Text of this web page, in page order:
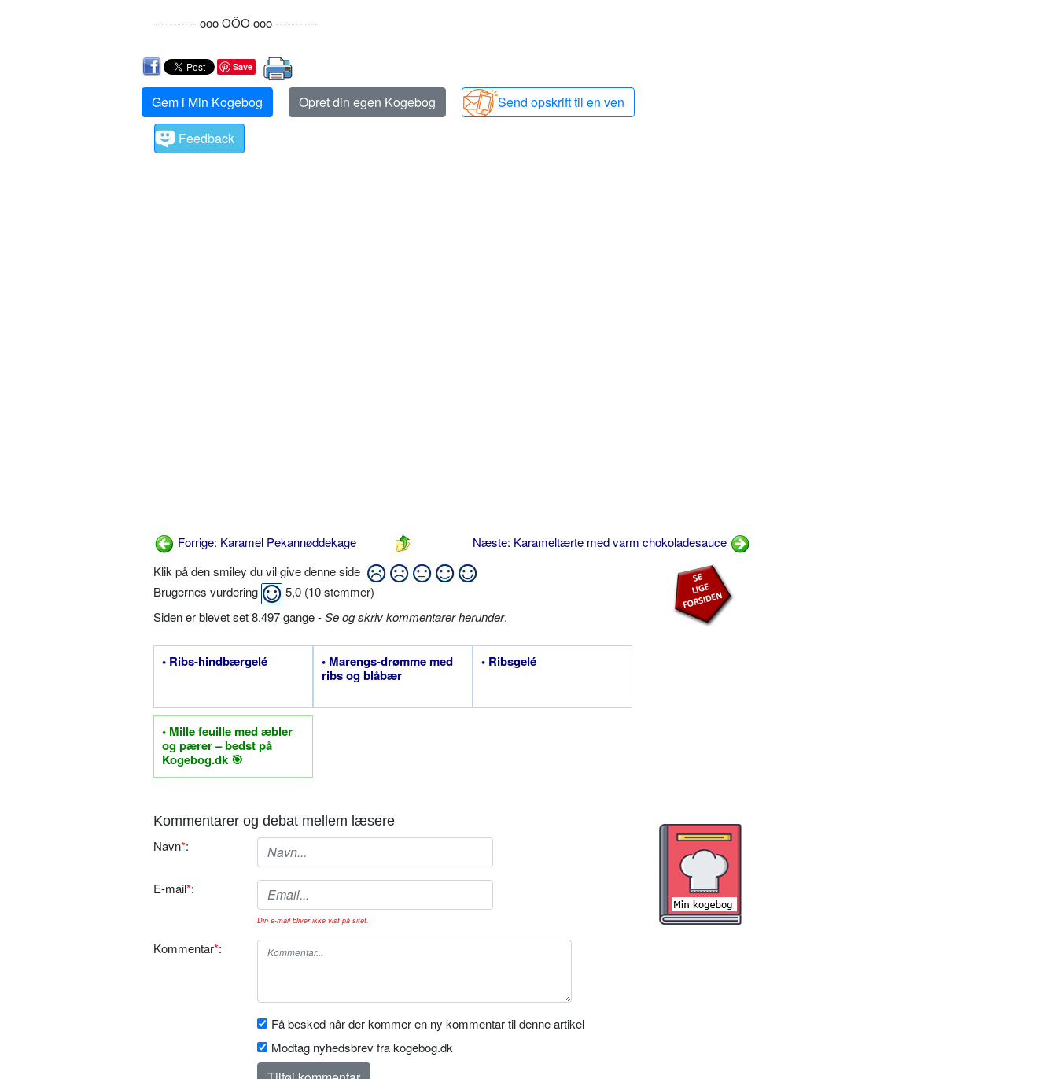
----------- ooo OÔO ooo -----------
Save
Gem i Min Kogebog Opret din egen Kogebog
Send opskrift til en ven
Feedback
Forrige: Karamel Pekannøddekage
Næste: Karameltærte med varm chokoladesauce
Klik på den smiley du vil give denne side
Brugernes vurdering
5,0 (10stemmer)
Siden er blevet set 8.497 gange -Se og skriv kommentarer herunder.
• Ribs-hindbærgelé
• Marengs-drømme med
ribs og blåbær
• Ribsgelé
• Mille feuille med æbler
og pærer – bedst på
Kogebog.dk 🎯
Kommentarer og debat mellem læsere
Navn*:
E-mail*:
Din e-mail bliver ikke vist på sitet.
Kommentar*:
Få besked når der kommer en ny kommentar til denne artikel
Modtag nyhedsbrev fra kogebog.dk